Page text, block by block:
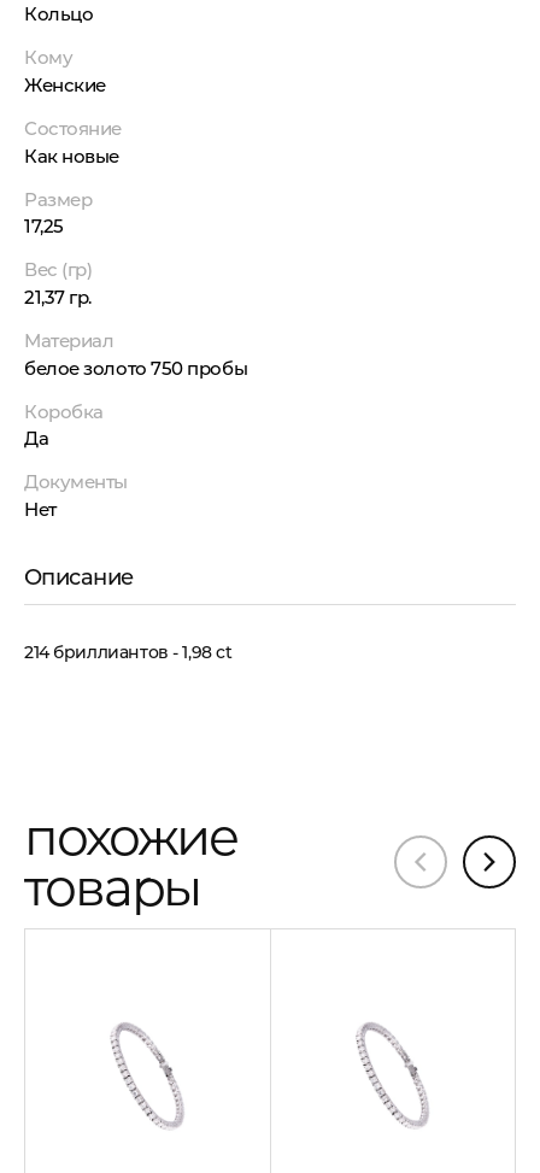
Кольцо
Кому
Женские
Состояние
Как новые
Размер
17,25
Вес (гр)
21,37 гр.
Материал
белое золото 750 пробы
Коробка
Да
Документы
Нет
Описание
214 бриллиантов - 1,98 ct
похожие
товары